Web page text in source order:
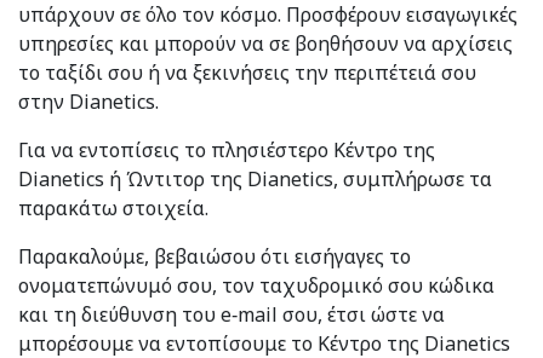
υπάρχουν σε όλο τον κόσμο. Προσφέρουν εισαγωγικές
υπηρεσίες και μπορούν να σε βοηθήσουν να αρχίσεις
το ταξίδι σου ή να ξεκινήσεις την περιπέτειά σου
στην Dianetics.
Για να εντοπίσεις το πλησιέστερο Κέντρο της
Dianetics ή Ώντιτορ της Dianetics, συμπλήρωσε τα
παρακάτω στοιχεία.
Παρακαλούμε, βεβαιώσου ότι εισήγαγες το
ονοματεπώνυμό σου, τον ταχυδρομικό σου κώδικα
και τη διεύθυνση του e‑mail σου, έτσι ώστε να
μπορέσουμε να εντοπίσουμε το Κέντρο της Dianetics